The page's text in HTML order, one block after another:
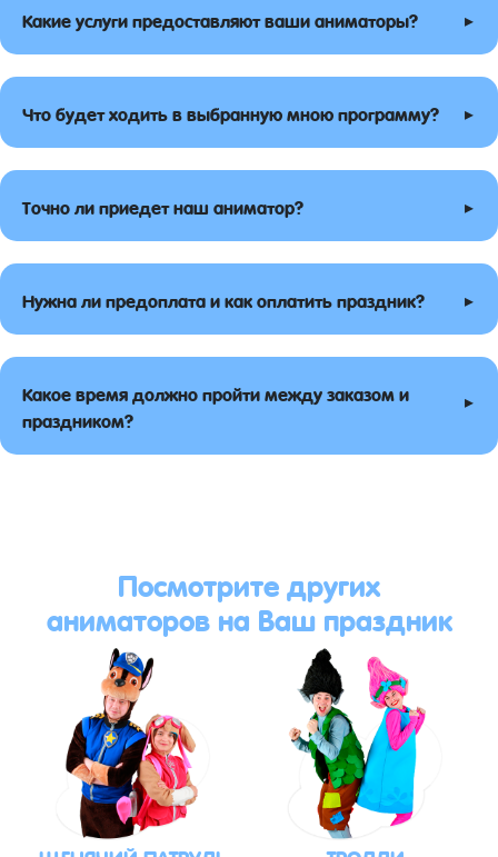
Какие услуги предоставляют ваши аниматоры? ▸
Что будет ходить в выбранную мною программу? ▸
Точно ли приедет наш аниматор? ▸
Нужна ли предоплата и как оплатить праздник? ▸
Какое время должно пройти между заказом и
праздником?
▸
Посмотрите других
аниматоров на Ваш праздник